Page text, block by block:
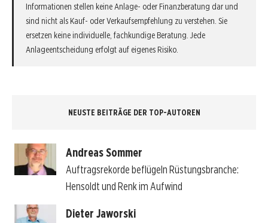
Informationen stellen keine Anlage- oder Finanzberatung dar und
sind nicht als Kauf- oder Verkaufsempfehlung zu verstehen. Sie
ersetzen keine individuelle, fachkundige Beratung. Jede
Anlageentscheidung erfolgt auf eigenes Risiko.
NEUSTE BEITRÄGE DER TOP-AUTOREN
Andreas Sommer
Auftragsrekorde beflügeln Rüstungsbranche:
Hensoldt und Renk im Aufwind
Dieter Jaworski